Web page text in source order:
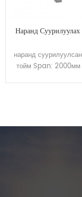
Наранд
наранд
тойм Span: 2000мм
эсвэл 100x100mm
Цагаан / Хүрэн
өөрчилсөн
яагаад асар их
найдвартай байдал
эрчим хүч бол